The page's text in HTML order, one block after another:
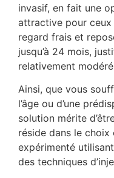
invasif, en fait une
attractive pour
regard frais et
jusqu’à 24 mois,
relativement
Ainsi, que vous
l’âge ou d’une
solution mérite
réside dans le choix
expérimenté
des techniques